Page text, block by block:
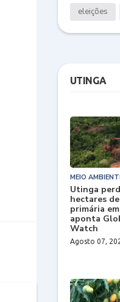
eleições
UTINGA
MEIO
Utinga
hectares
primária
aponta
Watch
Agosto 07,